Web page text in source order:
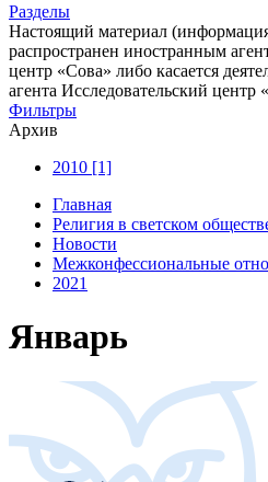
Разделы
Настоящий материал
распространен иностранным
центр «Сова» либо касается
агента Исследовательский центр
Фильтры
Архив
2010 [1]
Главная
Религия в светском
Новости
Межконфессиональные
2021
Январь